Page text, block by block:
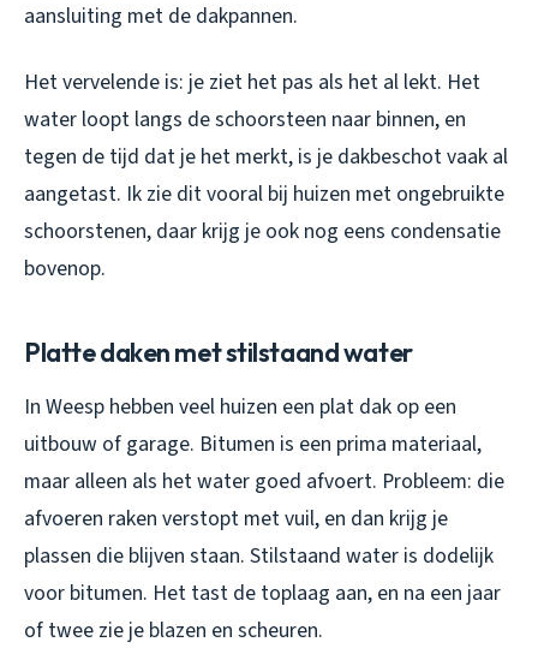
aansluiting met de dakpannen.
Het vervelende is: je ziet het pas als het al lekt. Het
water loopt langs de schoorsteen naar binnen, en
tegen de tijd dat je het merkt, is je dakbeschot vaak al
aangetast. Ik zie dit vooral bij huizen met ongebruikte
schoorstenen, daar krijg je ook nog eens condensatie
bovenop.
Platte daken met stilstaand water
In Weesp hebben veel huizen een plat dak op een
uitbouw of garage. Bitumen is een prima materiaal,
maar alleen als het water goed afvoert. Probleem: die
afvoeren raken verstopt met vuil, en dan krijg je
plassen die blijven staan. Stilstaand water is dodelijk
voor bitumen. Het tast de toplaag aan, en na een jaar
of twee zie je blazen en scheuren.